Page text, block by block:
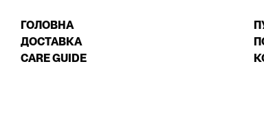
ГОЛОВНА
ДОСТАВКА
CARE GUIDE